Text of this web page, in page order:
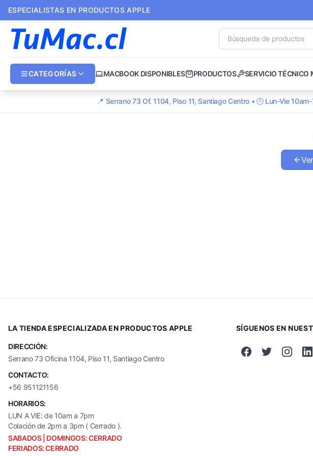
ESPECIALISTAS EN PRODUCTOS APPLE
CATEGORÍAS MACBOOK DISPONIBLES PRODUCTOS SERVICIO TÉCNICO
📍 Serrano 73 Of. 1104, Piso 11, Santiago Centro • 🕒 Lun-Vie
LA TIENDA ESPECIALIZADA EN PRODUCTOS APPLE
DIRECCIÓN:
Serrano 73 Oficina 1104, Piso 11, Santiago Centro
CONTACTO:
+56 951121156
HORARIOS:
LUN A VIE: de 10am a 7pm
Colación de 2pm a 3pm ( Cerrado ).
SABADOS | DOMINGOS: CERRADO
FERIADOS: CERRADO
SÍGUENOS EN